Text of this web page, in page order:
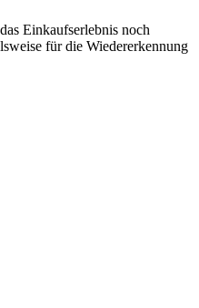
Einkaufserlebnis noch
für die Wiedererkennung